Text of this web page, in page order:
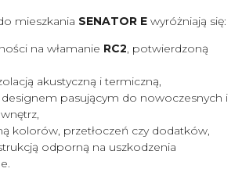
mieszkania SENATOR E wyróżniają się:
na włamanie RC2, potwierdzoną
akustyczną i termiczną,
pasującym do nowoczesnych i
kolorów, przetłoczeń czy dodatków,
odporną na uszkodzenia